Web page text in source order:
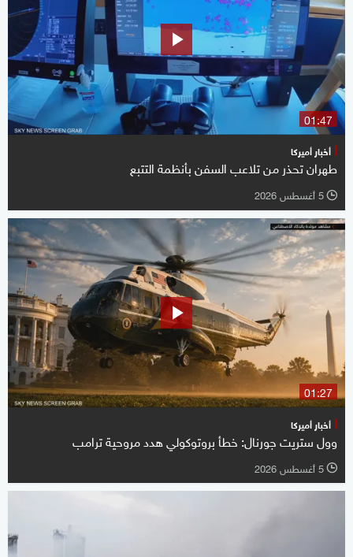
01:47
أخبار أميركا
طهران تحذر من تلاعب السفن بأنظمة التتبع
l 5 أغسطس 2026
01:27
أخبار أميركا
وول ستريت جورنال: خطأ بروتوكولي هدد مروحية ترامب
l 5 أغسطس 2026